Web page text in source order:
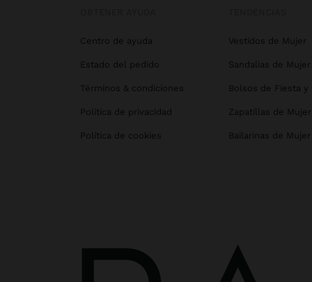
Centro de ayuda
Estado del pedido
Términos & condiciones
Política de privacidad
Política de cookies
Vestidos de Mujer
Sandalias de Mujer
Bolsos de Fiesta y
Zapatillas de Mujer
Bailarinas de Mujer